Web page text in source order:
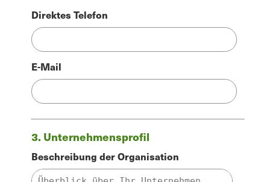
Direktes Telefon
E-Mail
3. Unternehmensprofil
Beschreibung der Organisation